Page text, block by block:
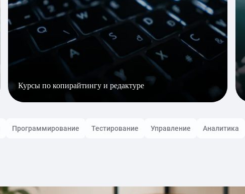
Курсы по копирайтингу и редактуре
Программирование Тестирование Управление Аналитика